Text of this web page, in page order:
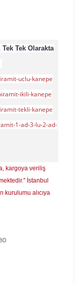
Tek Tek Olarakta
uclu-kanepe
ikili-kanepe
tekli-kanepe
1-ad-3-lu-2-ad-
kargoya veriliş
İstanbul
kurulumu alıcıya